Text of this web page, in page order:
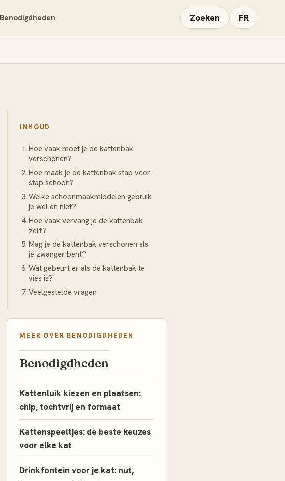
Benodigdheden Zoeken FR
INHOUD
Hoe vaak moet je de kattenbak
verschonen?
Hoe maak je de kattenbak stap voor
stap schoon?
Welke schoonmaakmiddelen gebruik
je wel en niet?
Hoe vaak vervang je de kattenbak
zelf?
Mag je de kattenbak verschonen als
je zwanger bent?
Wat gebeurt er als de kattenbak te
vies is?
Veelgestelde vragen
MEER OVER BENODIGDHEDEN
Benodigdheden
Kattenluik kiezen en plaatsen:
chip, tochtvrij en formaat
Kattenspeeltjes: de beste keuzes
voor elke kat
Drinkfontein voor je kat: nut,